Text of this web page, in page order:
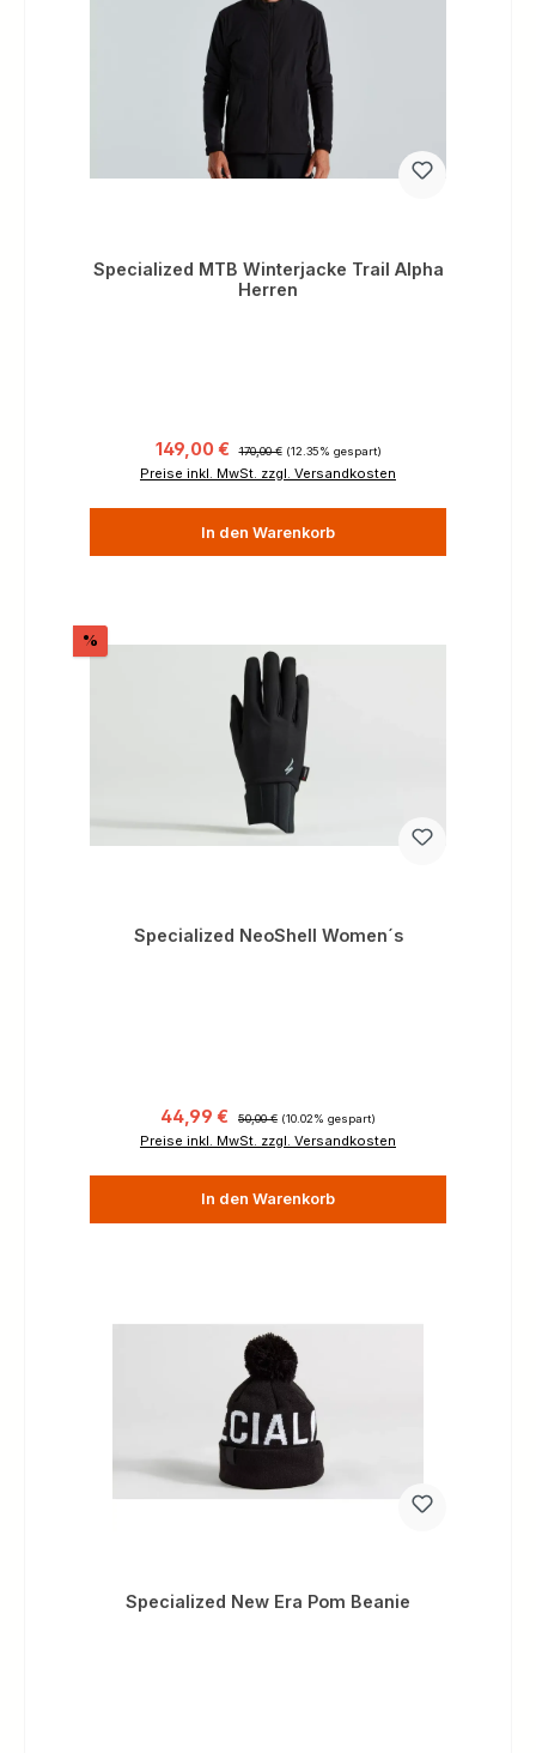
Specialized MTB Winterjacke Trail Alpha
Herren
Verkaufspreis:
149,00 € Regulärer Preis:
170,00 € (12.35% gespart)
Preise inkl. MwSt. zzgl. Versandkosten
In den Warenkorb
%
Specialized NeoShell Women´s
Verkaufspreis:
44,99 € 50,00 € (10.02% gespart)
Preise inkl. MwSt. zzgl. Versandkosten
In den Warenkorb
Specialized New Era Pom Beanie